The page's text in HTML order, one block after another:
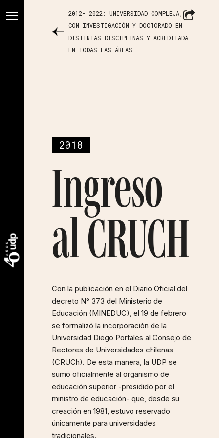
2012- 2022: UNIVERSIDAD COMPLEJA,
CON INVESTIGACIÓN Y DOCTORADO EN
DISTINTAS DISCIPLINAS Y ACREDITADA
EN TODAS LAS ÁREAS
2018
Ingreso
al CRUCH
Con la publicación en el Diario Oficial del
decreto N° 373 del Ministerio de
Educación (MINEDUC), el 19 de febrero
se formalizó la incorporación de la
Universidad Diego Portales al Consejo de
Rectores de Universidades chilenas
(CRUCh). De esta manera, la UDP se
sumó oficialmente al organismo de
educación superior -presidido por el
ministro de educación- que, desde su
creación en 1981, estuvo reservado
únicamente para universidades
tradicionales.